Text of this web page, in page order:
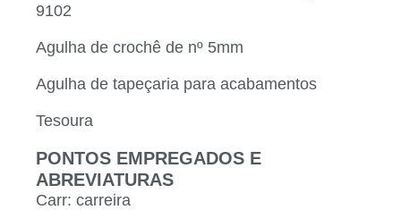
9102
Agulha de crochê de nº 5mm
Agulha de tapeçaria para acabamentos
Tesoura
PONTOS EMPREGADOS E
ABREVIATURAS
Carr: carreira